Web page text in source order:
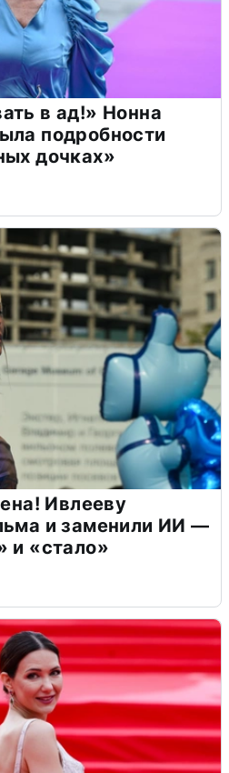
в ад!» Нонна
подробности
дочках»
Ивлееву
и заменили ИИ —
и «стало»